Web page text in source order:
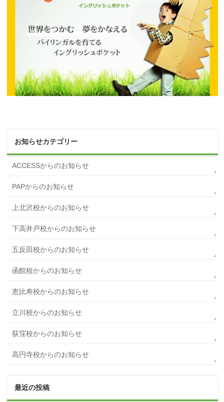
お知らせカテゴリー
ACCESSからのお知らせ
PAPからのお知らせ
上北沢校からのお知らせ
下高井戸校からのお知らせ
五反田校からのお知らせ
函館校からのお知らせ
恵比寿校からのお知らせ
立川校からのお知らせ
荻窪校からのお知らせ
高円寺校からのお知らせ
最近の投稿